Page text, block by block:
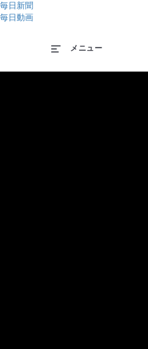
毎日新聞
毎日動画
メニュー